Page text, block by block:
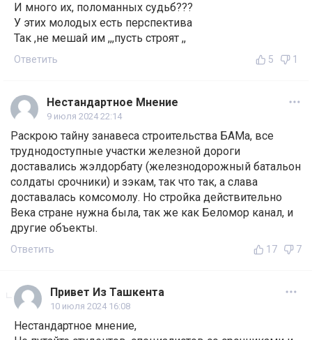
И много их, поломанных судьб???
У этих молодых есть перспектива
Так ,не мешай им ,,,пусть строят ,,
Ответить 5 1
Нестандартное Мнение
9 июля 2024 22:14
Раскрою тайну занавеса строительства БАМа, все
труднодоступные участки железной дороги
доставались жэлдорбату (железнодорожный батальон
солдаты срочники) и зэкам, так что так, а слава
доставалась комсомолу. Но стройка действительно
Века стране нужна была, так же как Беломор канал, и
другие объекты.
Ответить 17 7
Привет Из Ташкента
10 июля 2024 16:08
Нестандартное мнение,